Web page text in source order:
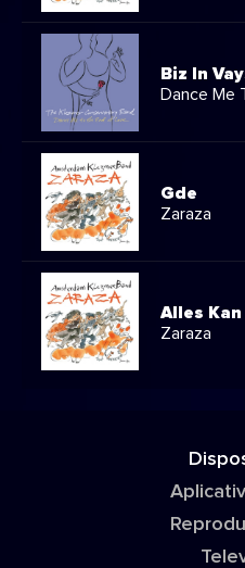
Biz In
Dance Me
Gde
Zaraza
Alles
Zaraza